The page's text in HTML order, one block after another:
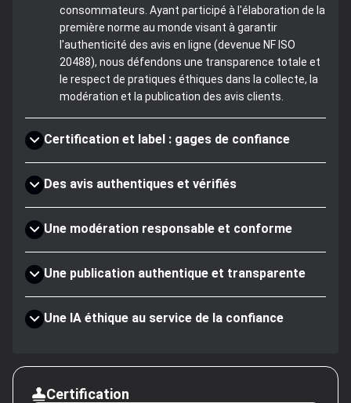
consommateurs. Ayant participé à l'élaboration de la
première norme au monde visant à garantir
l'authenticité des avis en ligne (devenue NF ISO
20488), nous défendons une transparence totale et
le respect de pratiques éthiques dans la collecte, la
modération et la publication des avis clients.
Certification et label : gages de confiance
Des avis authentiques et vérifiés
Une modération responsable et conforme
Une publication authentique et transparente
Une IA éthique au service de la confiance
Certification